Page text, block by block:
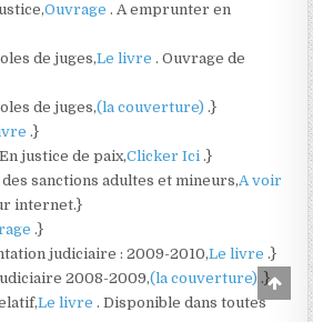
Ouvrage. A emprunter en
de juges,Le livre. Ouvrage de
de juges,(la couverture).}
.}
justice de paix,Clicker Ici.}
sanctions adultes et mineurs,A voir
internet.}
.}
judiciaire : 2009-2010,Le livre.}
2008-2009,(la couverture) .}
Le livre. Disponible dans toutes
to
Top